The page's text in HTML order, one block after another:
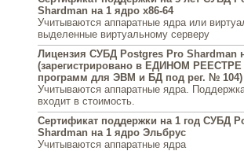
Shardman на 1 ядро x86-64
Учитываются аппаратные ядра или
выделенные виртуальному серверу
Лицензия СУБД Postgres Pro Shardman
(зарегистрировано в ЕДИНОМ РЕЕСТРЕ
программ для ЭВМ и БД под рег. № 104)
Учитываются аппаратные ядра.
входит в стоимость.
Сертификат поддержки на 1 год СУБД
Shardman на 1 ядро Эльбрус
Учитываются аппаратные ядра